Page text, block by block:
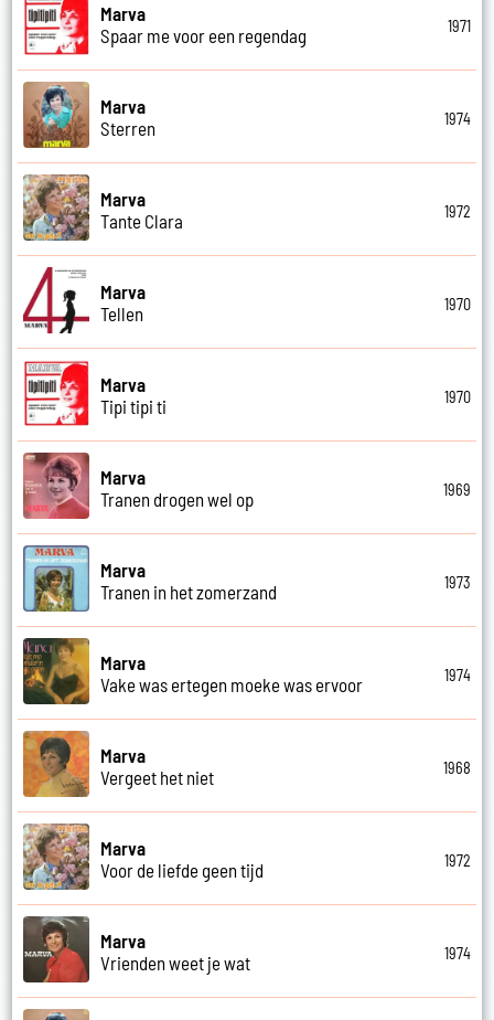
Marva
Spaar me voor een regendag
1971
Marva
Sterren
1974
Marva
Tante Clara
1972
Marva
Tellen
1970
Marva
Tipi tipi ti
1970
Marva
Tranen drogen wel op
1969
Marva
Tranen in het zomerzand
1973
Marva
Vake was ertegen moeke was ervoor
1974
Marva
Vergeet het niet
1968
Marva
Voor de liefde geen tijd
1972
Marva
Vrienden weet je wat
1974